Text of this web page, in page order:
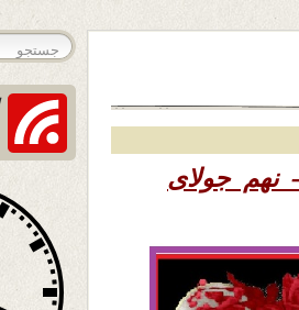
– نهم جولای